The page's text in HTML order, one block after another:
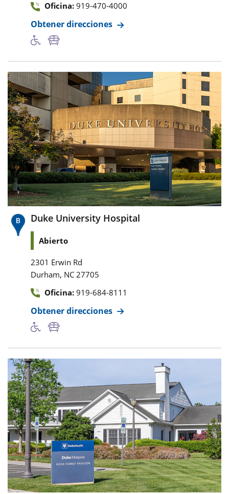
Oficina: 919-470-4000
Obtener direcciones
Duke University Hospital
Abierto
2301 Erwin Rd
Durham, NC 27705
Oficina: 919-684-8111
Obtener direcciones